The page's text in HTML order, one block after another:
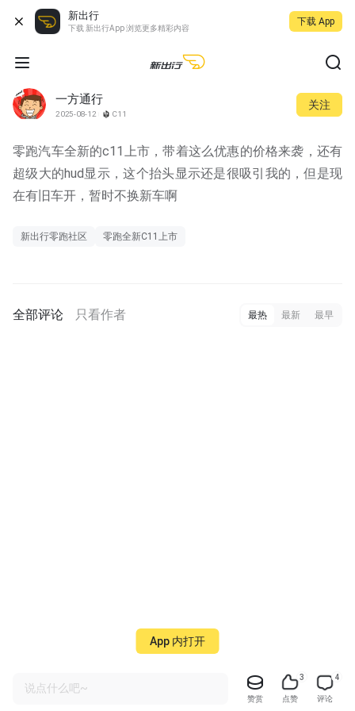
新出行
下载 新出行App 浏览更多精彩内容
下载 App
一方通行
2025-08-12 C11
关注
零跑汽车全新的c11上市，带着这么优惠的价格来袭，还有
超级大的hud显示，这个抬头显示还是很吸引我的，但是现
在有旧车开，暂时不换新车啊
新出行零跑社区 零跑全新C11上市
全部评论 只看作者 最热 最新 最早
说点什么吧~
赞赏
3
点赞
4
评论
App 内打开